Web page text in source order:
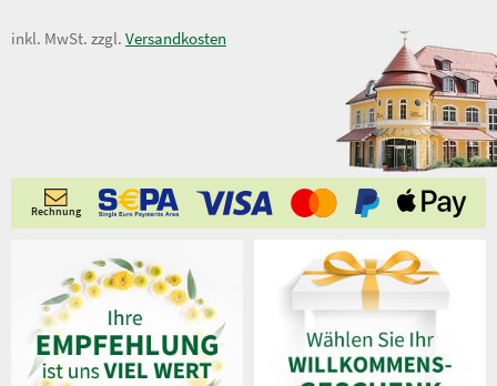
47,90 €
inkl. MwSt. zzgl. Versandkosten
Rechnung